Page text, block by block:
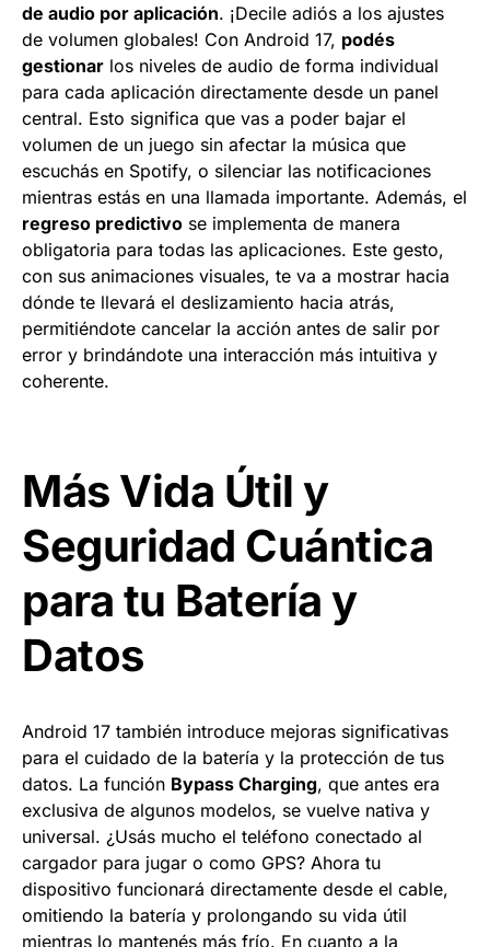
de audio por aplicación. ¡Decile adiós a los ajustes
de volumen globales! Con Android 17, podés
gestionar los niveles de audio de forma individual
para cada aplicación directamente desde un panel
central. Esto significa que vas a poder bajar el
volumen de un juego sin afectar la música que
escuchás en Spotify, o silenciar las notificaciones
mientras estás en una llamada importante. Además, el
regreso predictivo se implementa de manera
obligatoria para todas las aplicaciones. Este gesto,
con sus animaciones visuales, te va a mostrar hacia
dónde te llevará el deslizamiento hacia atrás,
permitiéndote cancelar la acción antes de salir por
error y brindándote una interacción más intuitiva y
coherente.
Más Vida Útil y
Seguridad Cuántica
para tu Batería y
Datos
Android 17 también introduce mejoras significativas
para el cuidado de la batería y la protección de tus
datos. La función Bypass Charging, que antes era
exclusiva de algunos modelos, se vuelve nativa y
universal. ¿Usás mucho el teléfono conectado al
cargador para jugar o como GPS? Ahora tu
dispositivo funcionará directamente desde el cable,
omitiendo la batería y prolongando su vida útil
mientras lo mantenés más frío. En cuanto a la